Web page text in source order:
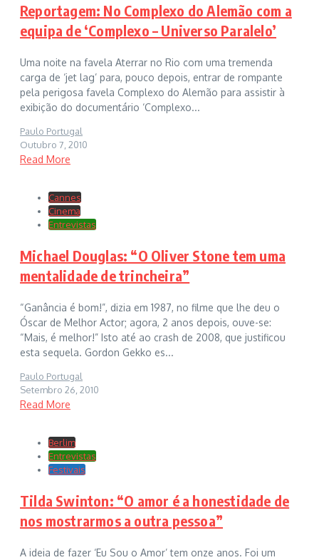
Reportagem: No Complexo do Alemão com a
equipa de ‘Complexo – Universo Paralelo’
Uma noite na favela Aterrar no Rio com uma tremenda
carga de ‘jet lag’ para, pouco depois, entrar de rompante
pela perigosa favela Complexo do Alemão para assistir à
exibição do documentário ‘Complexo...
Paulo Portugal
Outubro 7, 2010
Read More
Cannes
Cinema
Entrevistas
Michael Douglas: “O Oliver Stone tem uma
mentalidade de trincheira”
“Ganância é bom!”, dizia em 1987, no filme que lhe deu o
Óscar de Melhor Actor; agora, 2 anos depois, ouve-se:
“Mais, é melhor!” Isto até ao crash de 2008, que justificou
esta sequela. Gordon Gekko es...
Paulo Portugal
Setembro 26, 2010
Read More
Berlim
Entrevistas
Festivais
Tilda Swinton: “O amor é a honestidade de
nos mostrarmos a outra pessoa”
A ideia de fazer ‘Eu Sou o Amor’ tem onze anos. Foi um